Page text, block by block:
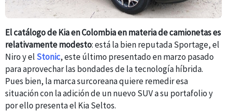
El catálogo de Kia en Colombia en materia de camionetas es
relativamente modesto: está la bien reputada Sportage, el
Niro y el Stonic, este último presentado en marzo pasado
para aprovechar las bondades de la tecnología híbrida.
Pues bien, la marca surcoreana quiere remedir esa
situación con la adición de un nuevo SUV a su portafolio y
por ello presenta el Kia Seltos.